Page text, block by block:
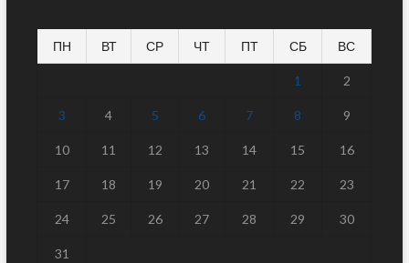
ПН ВТ СР ЧТ ПТ СБ ВС
1 2
3 4 5 6 7 8 9
10 11 12 13 14 15 16
17 18 19 20 21 22 23
24 25 26 27 28 29 30
31